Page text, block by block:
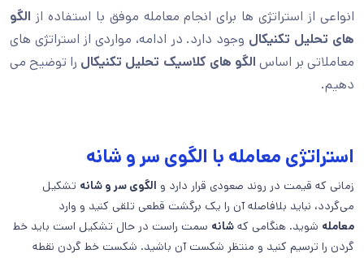
انواعی از استراتژی ها برای انجام معامله موفق با استفاده از الگو
های تحلیل تکنیکال وجود دارد. در ادامه، مواردی از استراتژی های
معاملاتی بر اساس الگو های کلاسیک تحلیل تکنیکال را توضیح می
دهیم.
استراتژی معامله با الگوی سر و شانه
زمانی که قیمت در روند صعودی قرار دارد و الگوی سر و شانه تشکیل
می‌گردد، نباید بلافاصله آن را یک برگشت قطعی تلقی کنید و وارد
معامله شوید. هنگامی که شانه سمت راست در حال تشکیل است باید خط
گردن را ترسیم کنید و منتظر شکست آن باشید. شکست خط گردن نقطه